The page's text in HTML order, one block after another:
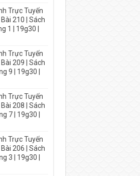
Trực Tuyến
210 | Sách
1 | 19g30 |
Trực Tuyến
209 | Sách
9 | 19g30 |
Trực Tuyến
208 | Sách
7 | 19g30 |
Trực Tuyến
206 | Sách
3 | 19g30 |